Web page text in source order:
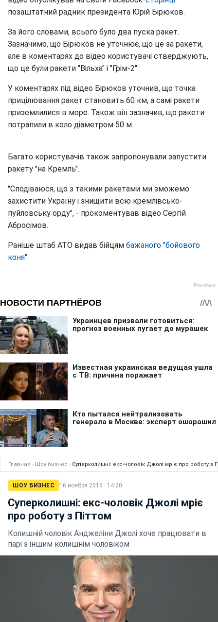
позаштатний радник президента Юрій Бірюков.
За його словами, всього було два пуска ракет.
Зазначимо, що Бірюков не уточнює, що це за ракети,
але в коментарях до відео користувачі стверджують,
що це були ракети "Вільха" і "Грім-2".
У коментарях під відео Бірюков уточнив, що точка
прицілювання ракет становить 60 км, а самі ракети
приземлилися в море. Також він зазначив, що ракети
потрапили в коло діаметром 50 м.
Багато користувачів також запропонували запустити
ракету "на Кремль".
"Сподіваюся, що з такими ракетами ми зможемо
захистити Україну і знищити всю кремлівсько-
пуйловську орду", - прокоментував відео Сергій
Абросімов.
Раніше штаб АТО видав бійцям бажаного "бойового
коня".
Главная › Шоу бизнес › Суперколишні: екс-чоловік Джолі мріє про роботу з
ШОУ БИЗНЕС 16 ноября 2016 · 14:20
Суперколишні: екс-чоловік Джолі мріє
про роботу з Піттом
Колишній чоловік Анджеліни Джолі хоче працювати в
парі з іншим колишнім чоловіком